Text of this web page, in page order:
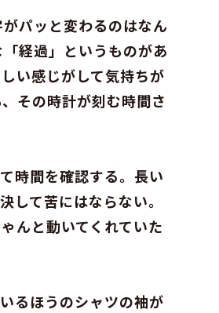
パッと変わるのはなん
経過」というものがあ
い感じがして気持ちが
その時計が刻む時間さ
時間を確認する。長い
して苦にはならない。
んと動いてくれていた
るほうのシャツの袖が